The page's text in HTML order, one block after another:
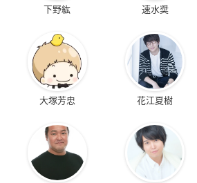
下野紘 速水奨
大塚芳忠 花江夏樹